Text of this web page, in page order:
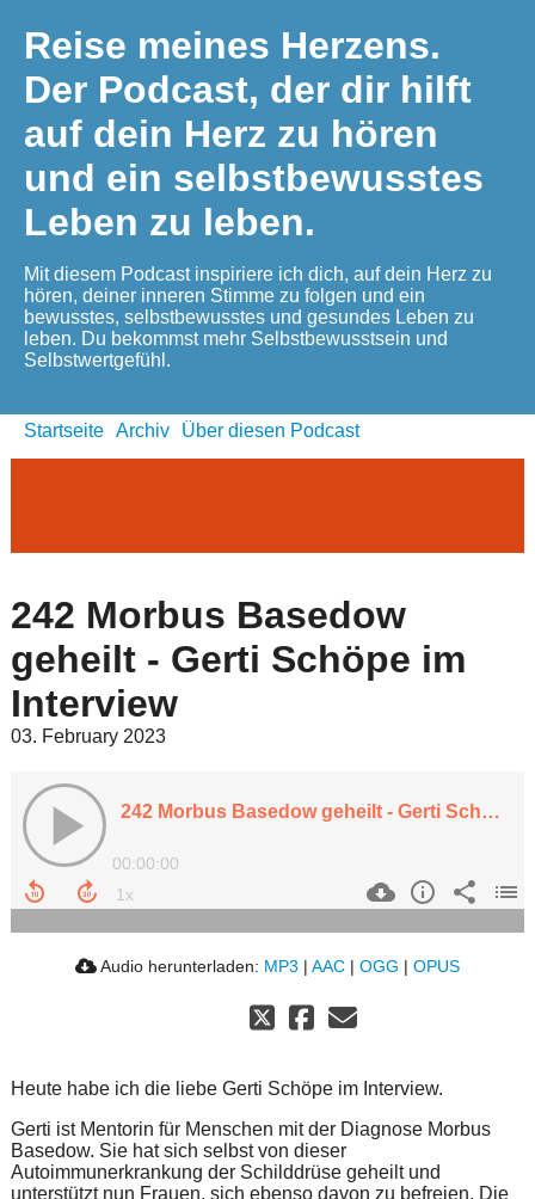
Reise meines Herzens.
Der Podcast, der dir hilft
auf dein Herz zu hören
und ein selbstbewusstes
Leben zu leben.
Mit diesem Podcast inspiriere ich dich, auf dein Herz zu
hören, deiner inneren Stimme zu folgen und ein
bewusstes, selbstbewusstes und gesundes Leben zu
leben. Du bekommst mehr Selbstbewusstsein und
Selbstwertgefühl.
Startseite Archiv Über diesen Podcast
242 Morbus Basedow
geheilt - Gerti Schöpe im
Interview
03. February 2023
242 Morbus Basedow geheilt - Gerti Schöpe im Interview
00:00:00
Audio herunterladen: MP3 | AAC | OGG | OPUS
Heute habe ich die liebe Gerti Schöpe im Interview.
Gerti ist Mentorin für Menschen mit der Diagnose Morbus
Basedow. Sie hat sich selbst von dieser
Autoimmunerkrankung der Schilddrüse geheilt und
unterstützt nun Frauen, sich ebenso davon zu befreien. Die